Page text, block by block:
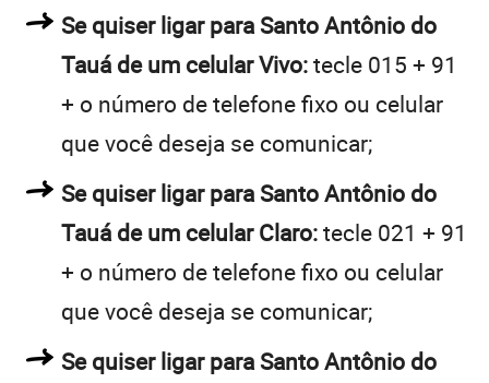
Se quiser ligar para Santo Antônio do
Tauá de um celular Vivo:tecle 015 + 91
+ o número de telefone fixo ou celular
que você deseja se comunicar;
Se quiser ligar para Santo Antônio do
Tauá de um celular Claro:tecle 021 + 91
+ o número de telefone fixo ou celular
que você deseja se comunicar;
Se quiser ligar para Santo Antônio do